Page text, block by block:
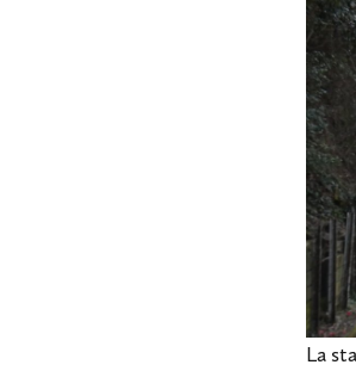
La